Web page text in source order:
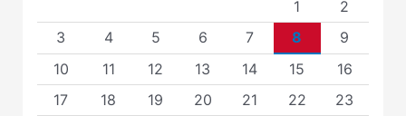
1
2
3
4 5 6 7 8
9
10
11 12 13 14 15
16
17
18 19 20 21 22
23